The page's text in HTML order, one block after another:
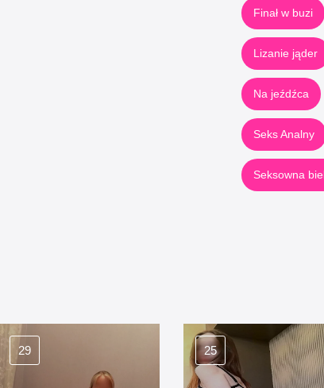
Finał w buzi
Lizanie jąder
Na jeźdźca
Seks Analny
Seksowna
29 25